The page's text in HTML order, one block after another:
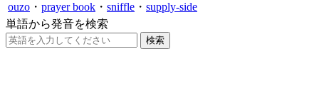
ouzo ・ prayer book ・ sniffle ・ supply-side
単語から発音を検索